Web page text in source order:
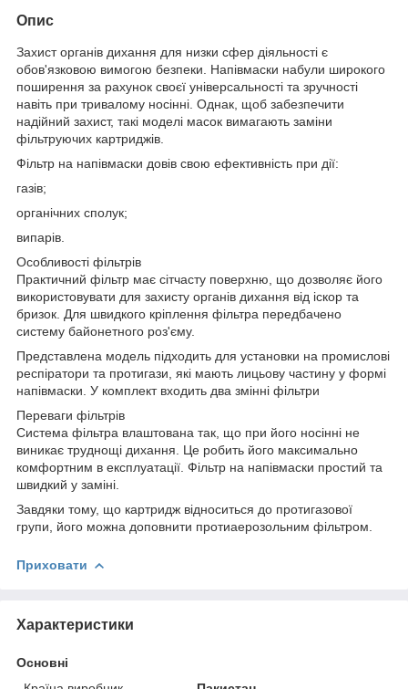
Опис
Захист органів дихання для низки сфер діяльності є
обов'язковою вимогою безпеки. Напівмаски набули широкого
поширення за рахунок своєї універсальності та зручності
навіть при тривалому носінні. Однак, щоб забезпечити
надійний захист, такі моделі масок вимагають заміни
фільтруючих картриджів.
Фільтр на напівмаски довів свою ефективність при дії:
газів;
органічних сполук;
випарів.
Особливості фільтрів
Практичний фільтр має сітчасту поверхню, що дозволяє його
використовувати для захисту органів дихання від іскор та
бризок. Для швидкого кріплення фільтра передбачено
систему байонетного роз'єму.
Представлена модель підходить для установки на промислові
респіратори та протигази, які мають лицьову частину у формі
напівмаски. У комплект входить два змінні фільтри
Переваги фільтрів
Система фільтра влаштована так, що при його носінні не
виникає труднощі дихання. Це робить його максимально
комфортним в експлуатації. Фільтр на напівмаски простий та
швидкий у заміні.
Завдяки тому, що картридж відноситься до протигазової
групи, його можна доповнити протиаерозольним фільтром.
Приховати
Характеристики
Основні